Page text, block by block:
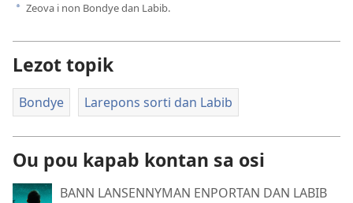
a Zeova i non Bondye dan Labib.
Lezot topik
Bondye Larepons sorti dan Labib
Ou pou kapab kontan sa osi
BANN LANSENNYMAN ENPORTAN DAN LABIB